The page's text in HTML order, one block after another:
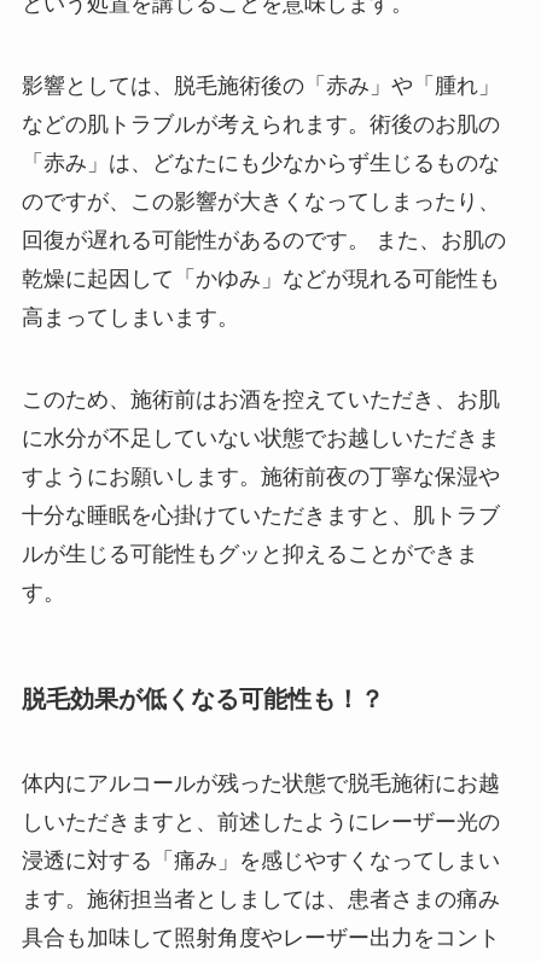
影響としては、脱毛施術後の「赤み」や「腫れ」
などの肌トラブルが考えられます。術後のお肌の
「赤み」は、どなたにも少なからず生じるものな
のですが、この影響が大きくなってしまったり、
回復が遅れる可能性があるのです。 また、お肌の
乾燥に起因して「かゆみ」などが現れる可能性も
高まってしまいます。
このため、施術前はお酒を控えていただき、お肌
に水分が不足していない状態でお越しいただきま
すようにお願いします。施術前夜の丁寧な保湿や
十分な睡眠を心掛けていただきますと、肌トラブ
ルが生じる可能性もグッと抑えることができま
す。
脱毛効果が低くなる可能性も！？
体内にアルコールが残った状態で脱毛施術にお越
しいただきますと、前述したようにレーザー光の
浸透に対する「痛み」を感じやすくなってしまい
ます。施術担当者としましては、患者さまの痛み
具合も加味して照射角度やレーザー出力をコント